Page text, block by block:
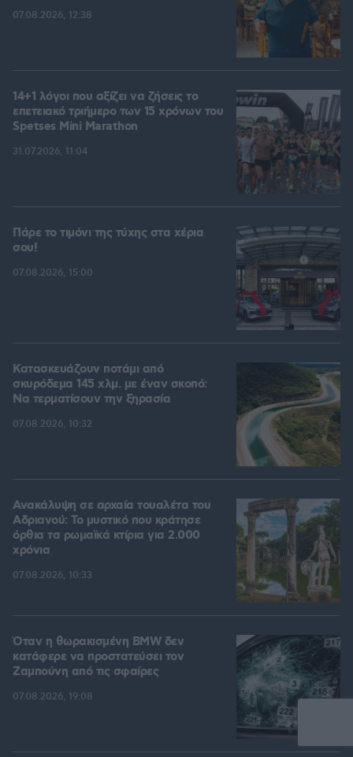
07.08.2026, 12:38
14+1 λόγοι που αξίζει να ζήσεις το
επετειακό τριήμερο των 15 χρόνων του
Spetses Mini Marathon
31.07.2026, 11:04
Πάρε το τιμόνι της τύχης στα χέρια
σου!
07.08.2026, 15:00
Κατασκευάζουν ποτάμι από
σκυρόδεμα 145 χλμ. με έναν σκοπό:
Να τερματίσουν την ξηρασία
07.08.2026, 10:32
Ανακάλυψη σε αρχαία τουαλέτα του
Αδριανού: Το μυστικό που κράτησε
όρθια τα ρωμαϊκά κτίρια για 2.000
χρόνια
07.08.2026, 10:33
Όταν η θωρακισμένη BMW δεν
κατάφερε να προστατεύσει τον
Ζαμπούνη από τις σφαίρες
07.08.2026, 19:08